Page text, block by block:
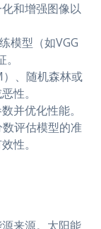
和增强图像以
模型（如VGG
、随机森林或
性。
并优化性能。
评估模型的准
性。
来源。太阳能